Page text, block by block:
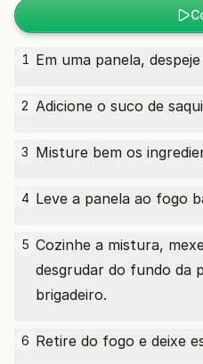
1 Em uma panela,
2 Adicione o suco de
3 Misture bem os
4 Leve a panela ao fogo
5 Cozinhe a mistura,
desgrudar do fundo da
brigadeiro.
6 Retire do fogo e deixe